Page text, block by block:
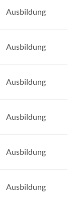
Ausbildung
Ausbildung
Ausbildung
Ausbildung
Ausbildung
Ausbildung